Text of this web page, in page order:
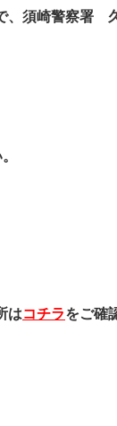
、須崎警察署
はコチラをご確